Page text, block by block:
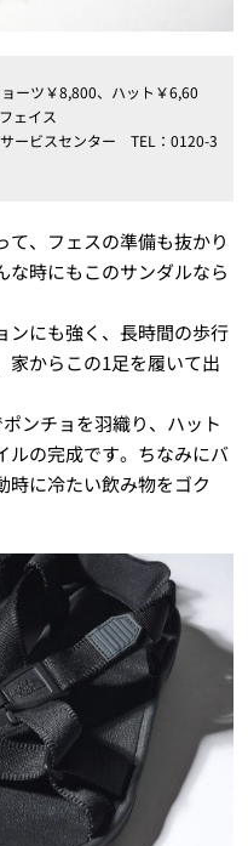
ーツ￥8,800、ハット￥6,60
ェイス
ービスセンター TEL：0120-3
、フェスの準備も抜かり
な時にもこのサンダルなら
ンにも強く、長時間の歩行
家からこの1足を履いて出
ンチョを羽織り、ハット
ルの完成です。ちなみにバ
時に冷たい飲み物をゴク